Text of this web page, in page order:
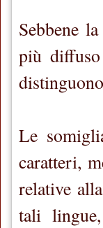
Sebbene la
più diffuso
Le
caratteri,
relative
tali